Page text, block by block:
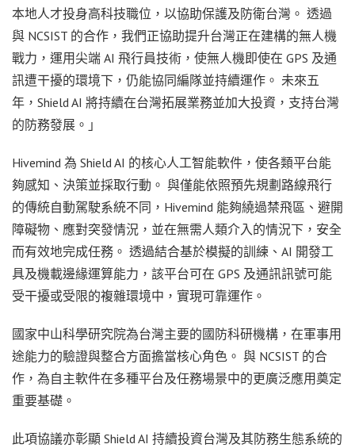
本地人才投身高科技職位，以協助保護及防衛台灣。 透過
與 NCSIST 的合作，我們正協助提升台灣正在建構的無人機
戰力，運用尖端 AI 飛行員技術，使無人機即使在 GPS 及通
訊遭干擾的環境下，仍能協同編隊並持續運作。 未來五
年，Shield AI 將持續在台灣拓展業務並加大投資，支持台灣
的防務發展。」
Hivemind 為 Shield AI 的核心人工智能軟件，使各類平台能
夠感知、決策並採取行動。 與僅能依照預先規劃路線飛行
的傳統自動駕駛系統不同，Hivemind 能夠繞過禁飛區、避開
障礙物、應對突發情況，並在無需人類介入的情況下，安全
而有效地完成任務。 透過結合基於模擬的訓練、AI 開發工
具及機載邊緣運算能力，該平台可在 GPS 及通訊訊號可能
受干擾或受限的複雜環境中，實現可靠運作。
國家中山科學研究院為台灣主要的國防科研機構，在軍事用
途能力的驗證與整合方面擔當核心角色。 與 NCSIST 的合
作，為自主軟件在多種平台及任務場景中的更廣泛應用奠定
重要基礎。
此項協議亦彰顯 Shield AI 持續投資台灣及其防務生態系統的